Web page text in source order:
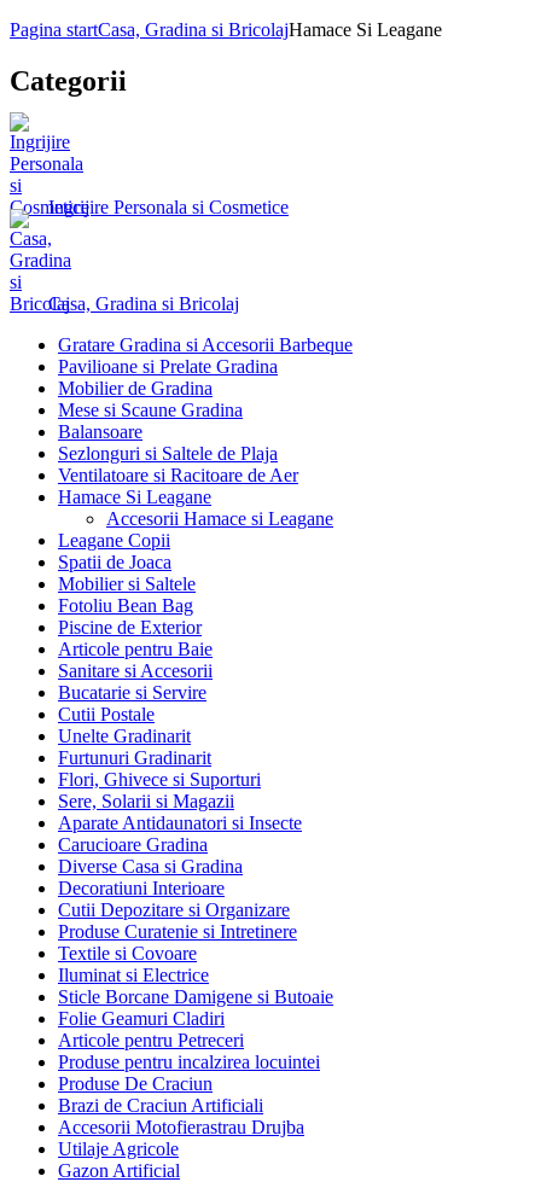
Pagina startCasa, Gradina si BricolajHamace Si Leagane
Categorii
Ingrijire Personala si Cosmetice
Casa, Gradina si Bricolaj
Gratare Gradina si Accesorii Barbeque
Pavilioane si Prelate Gradina
Mobilier de Gradina
Mese si Scaune Gradina
Balansoare
Sezlonguri si Saltele de Plaja
Ventilatoare si Racitoare de Aer
Hamace Si Leagane
Accesorii Hamace si Leagane
Leagane Copii
Spatii de Joaca
Mobilier si Saltele
Fotoliu Bean Bag
Piscine de Exterior
Articole pentru Baie
Sanitare si Accesorii
Bucatarie si Servire
Cutii Postale
Unelte Gradinarit
Furtunuri Gradinarit
Flori, Ghivece si Suporturi
Sere, Solarii si Magazii
Aparate Antidaunatori si Insecte
Carucioare Gradina
Diverse Casa si Gradina
Decoratiuni Interioare
Cutii Depozitare si Organizare
Produse Curatenie si Intretinere
Textile si Covoare
Iluminat si Electrice
Sticle Borcane Damigene si Butoaie
Folie Geamuri Cladiri
Articole pentru Petreceri
Produse pentru incalzirea locuintei
Produse De Craciun
Brazi de Craciun Artificiali
Accesorii Motofierastrau Drujba
Utilaje Agricole
Gazon Artificial